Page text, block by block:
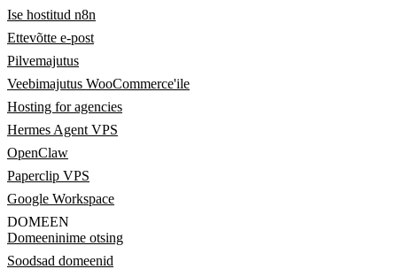
Ise hostitud n8n
Ettevõtte e-post
Pilvemajutus
Veebimajutus WooCommerce'ile
Hosting for agencies
Hermes Agent VPS
OpenClaw
Paperclip VPS
Google Workspace
DOMEEN
Domeeninime otsing
Soodsad domeenid